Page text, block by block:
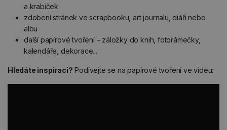
a krabiček
zdobení stránek ve scrapbooku, art journalu, diáři nebo
albu
další papírové tvoření – záložky do knih, fotorámečky,
kalendáře, dekorace...
Hledáte inspiraci? Podívejte se na papírové tvoření ve videu: